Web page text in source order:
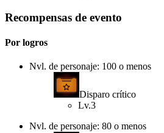
Recompensas de evento
Por logros
Nvl. de personaje: 100 o menos
Disparo crítico
Lv.3
Nvl. de personaje: 80 o menos